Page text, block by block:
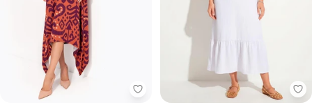
Quintess - Vestido (Abstrato